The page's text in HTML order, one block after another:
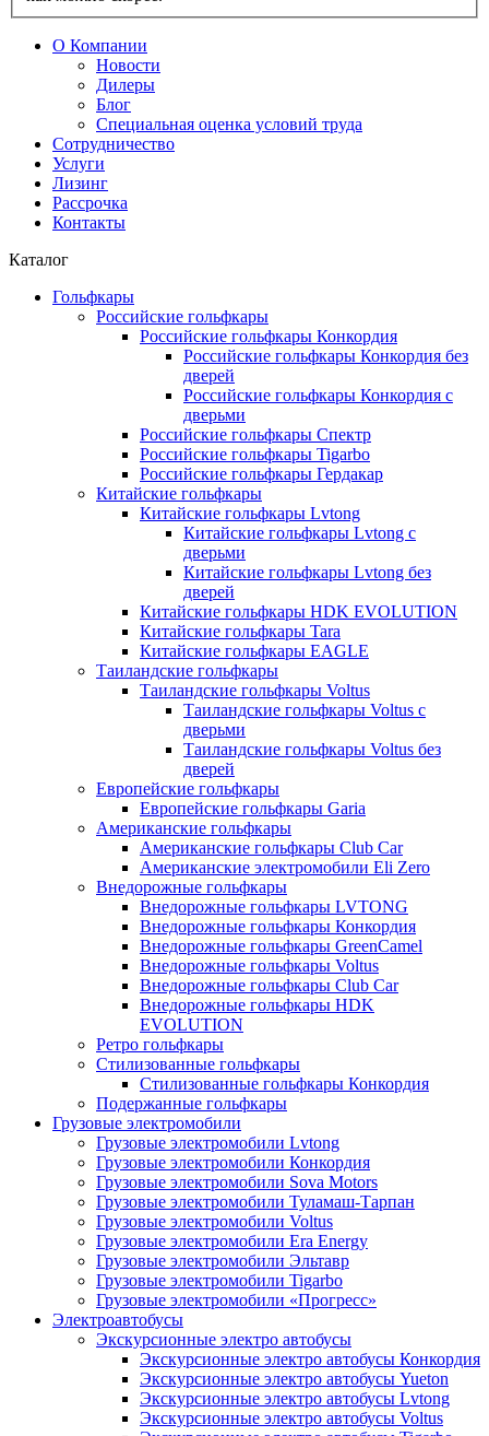
О Компании
Новости
Дилеры
Блог
Специальная оценка условий труда
Сотрудничество
Услуги
Лизинг
Рассрочка
Контакты
Каталог
Гольфкары
Российские гольфкары
Российские гольфкары Конкордия
Российские гольфкары Конкордия без
дверей
Российские гольфкары Конкордия с
дверьми
Российские гольфкары Спектр
Российские гольфкары Tigarbo
Российские гольфкары Гердакар
Китайские гольфкары
Китайские гольфкары Lvtong
Китайские гольфкары Lvtong с
дверьми
Китайские гольфкары Lvtong без
дверей
Китайские гольфкары HDK EVOLUTION
Китайские гольфкары Tara
Китайские гольфкары EAGLE
Таиландские гольфкары
Таиландские гольфкары Voltus
Таиландские гольфкары Voltus с
дверьми
Таиландские гольфкары Voltus без
дверей
Европейские гольфкары
Европейские гольфкары Garia
Американские гольфкары
Американские гольфкары Club Car
Американские электромобили Eli Zero
Внедорожные гольфкары
Внедорожные гольфкары LVTONG
Внедорожные гольфкары Конкордия
Внедорожные гольфкары GreenCamel
Внедорожные гольфкары Voltus
Внедорожные гольфкары Club Car
Внедорожные гольфкары HDK
EVOLUTION
Ретро гольфкары
Стилизованные гольфкары
Стилизованные гольфкары Конкордия
Подержанные гольфкары
Грузовые электромобили
Грузовые электромобили Lvtong
Грузовые электромобили Конкордия
Грузовые электромобили Sova Motors
Грузовые электромобили Туламаш-Тарпан
Грузовые электромобили Voltus
Грузовые электромобили Era Energy
Грузовые электромобили Эльтавр
Грузовые электромобили Tigarbo
Грузовые электромобили «Прогресс»
Электроавтобусы
Экскурсионные электро автобусы
Экскурсионные электро автобусы Конкордия
Экскурсионные электро автобусы Yueton
Экскурсионные электро автобусы Lvtong
Экскурсионные электро автобусы Voltus